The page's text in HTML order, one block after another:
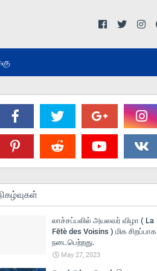
லாச்சப்பலில் அயலவர் விழா ( La
Fētè des Voisins ) மிக சிறப்பாக
நடைபெற்றது.
May 27, 2023